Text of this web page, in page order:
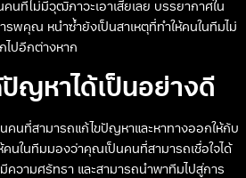
นที่ไม่มีวุฒิภาวะเอาเสียเลย บรรยากาศใน
รพคุณ หนำซ้ำยังเป็นสาเหตุที่ทำให้คนในทีมไม่
ไปอีกต่างหาก
ญหาได้เป็นอย่างดี
คนที่สามารถแก้ไขปัญหาและหาทางออกให้กับ
คนในทีมมองว่าคุณเป็นคนที่สามารถเชื่อใจได้
ความศรัทธา และสามารถนำพาทีมไปสู่การ